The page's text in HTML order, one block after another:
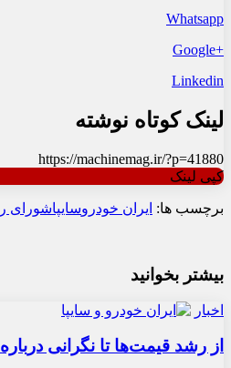
Whatsapp
+Google
Linkedin
لینک کوتاه نوشته
https://machinemag.ir/?p=41880
کپی لینک
برچسب ها: ایران خودروسایپاشورای
بیشتر بخوانید
اخبار
از رشد قیمت‌ها تا نگرانی